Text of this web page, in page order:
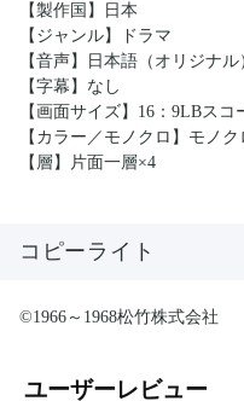
【製作国】日本
【ジャンル】ドラマ
【音声】日本語（オリジナ
【字幕】なし
【画面サイズ】16：9LBスコ
【カラー／モノクロ】モノク
【層】片面一層×4
コピーライト
©1966～1968松竹株式会社
ユーザーレビュー